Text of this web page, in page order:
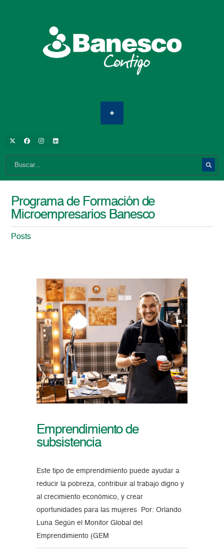
Programa de Formación de
Microempresarios Banesco
Posts
Emprendimiento de
subsistencia
Este tipo de emprendimiento puede ayudar a
reducir la pobreza, contribuir al trabajo digno y
al crecimiento económico, y crear
oportunidades para las mujeres Por: Orlando
Luna Según el Monitor Global del
Emprendimiento (GEM